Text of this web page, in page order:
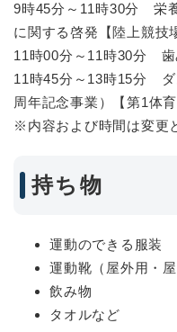
9時45分～11時30分 栄
に関する啓発【陸上競技
11時00分～11時30分 歯
11時45分～13時15分 ダ
周年記念事業）【第1体育
※内容および時間は変更
持ち物
運動のできる服装
運動靴（屋外用・屋
飲み物
タオルなど